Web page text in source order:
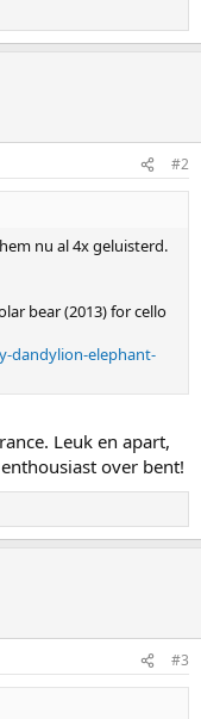
#2
nu al 4x geluisterd.
bear (2013) for cello
dandylion-elephant-
Leuk en apart,
over bent!
#3